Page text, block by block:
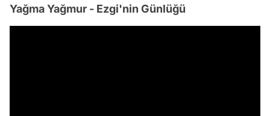
Yağma Yağmur - Ezgi'nin Günlüğü